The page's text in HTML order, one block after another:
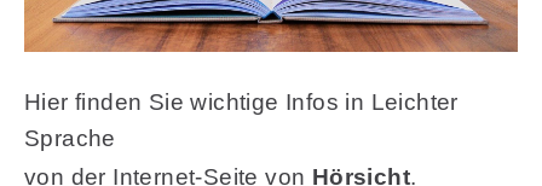
Hier finden Sie wichtige Infos in Leichter
Sprache
von der Internet-Seite von Hörsicht.